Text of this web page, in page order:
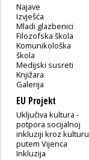
Najave
Izvješća
Mladi glazbenici
Filozofska škola
Komunikološka
škola
Medijski susreti
Knjižara
Galerija
EU Projekt
Uključiva kultura -
potpora socijalnoj
inkluziji kroz kulturu
putem Vijenca
Inkluzija